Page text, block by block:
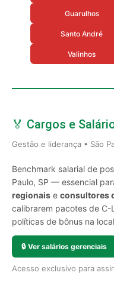
Guarulhos
Santo André
Valinhos
🏅 Cargos e
Gestão e liderança • São
Benchmark salarial de
Paulo, SP — essencial
regionais e consultores
calibrarem pacotes de C-
políticas de bônus na
🔒 Ver salários gerenciais
Acesso exclusivo para